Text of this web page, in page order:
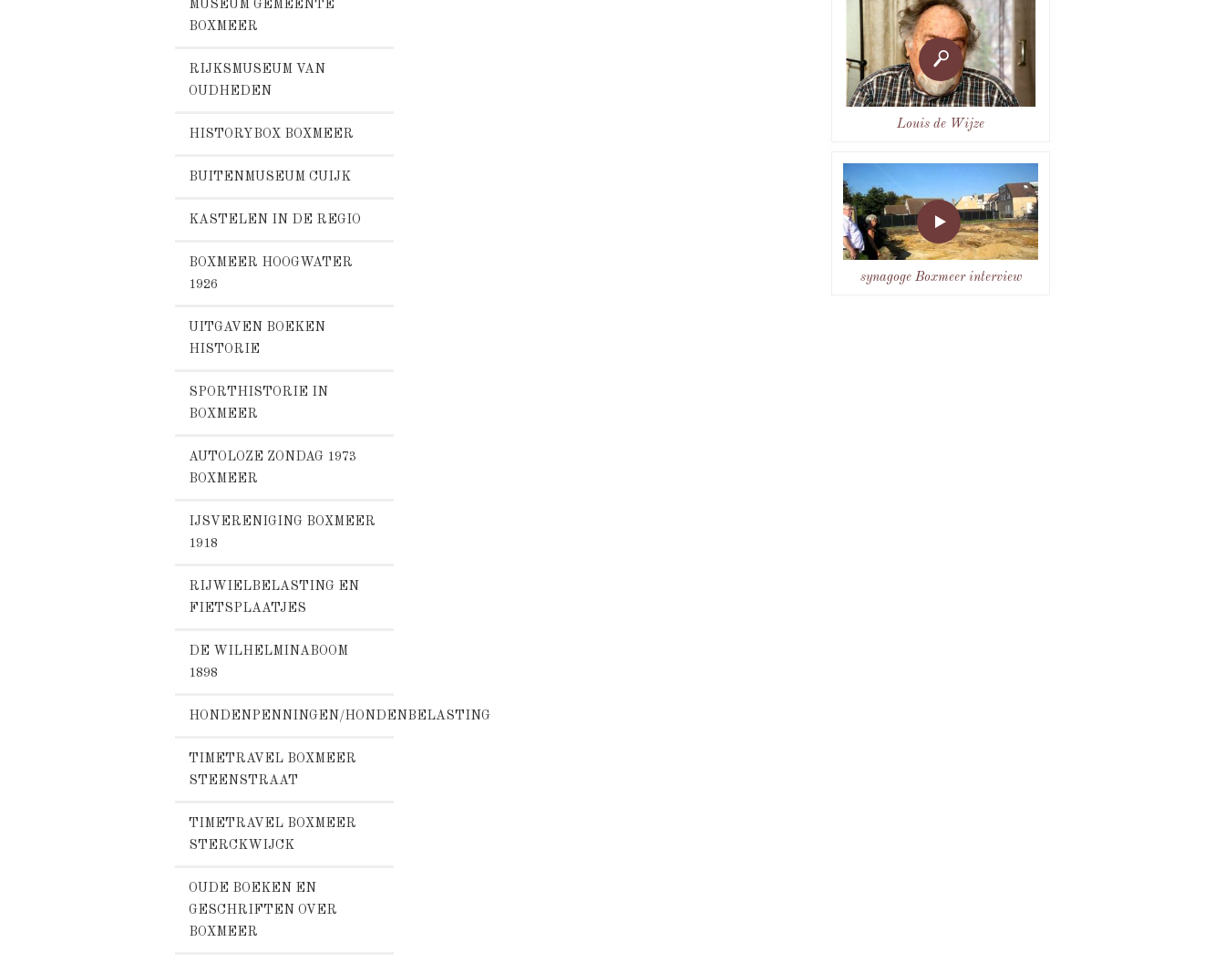
MUSEUM GEMEENTE
BOXMEER
RIJKSMUSEUM VAN
OUDHEDEN
HISTORYBOX BOXMEER
BUITENMUSEUM CUIJK
KASTELEN IN DE REGIO
BOXMEER HOOGWATER
1926
UITGAVEN BOEKEN
HISTORIE
SPORTHISTORIE IN
BOXMEER
AUTOLOZE ZONDAG 1973
BOXMEER
IJSVERENIGING BOXMEER
1918
RIJWIELBELASTING EN
FIETSPLAATJES
DE WILHELMINABOOM
1898
HONDENPENNINGEN/HONDENBELASTING
TIMETRAVEL BOXMEER
STEENSTRAAT
TIMETRAVEL BOXMEER
STERCKWIJCK
OUDE BOEKEN EN
GESCHRIFTEN OVER
BOXMEER
Louis de Wijze
synagoge Boxmeer interview